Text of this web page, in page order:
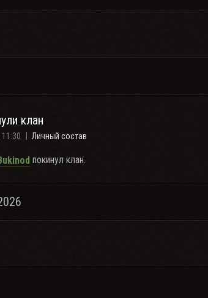
клан
11:30 Личный состав
покинул клан.